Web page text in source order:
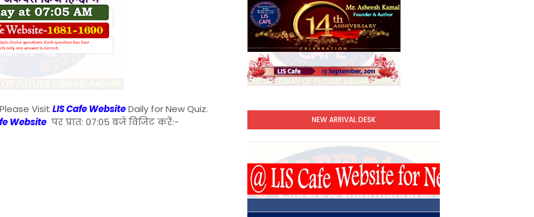
Visit LIS Cafe WebsiteDaily for New Quiz.
Website पर प्रात: 07:05 बजे विजिट करें:- NEW ARRIVAL DESK